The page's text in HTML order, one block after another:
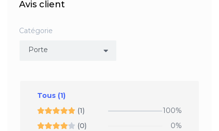
Avis client
Catégorie
Tous (1)
(1)
100%
(0)
0%